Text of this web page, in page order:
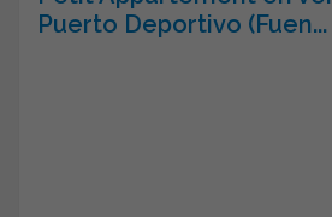
Puerto Deportivo (Fuen...